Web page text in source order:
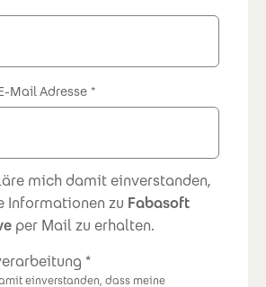
Mail Adresse
mich damit einverstanden,
Informationen zu Fabasoft
per Mail zu erhalten.
einverstanden, dass meine